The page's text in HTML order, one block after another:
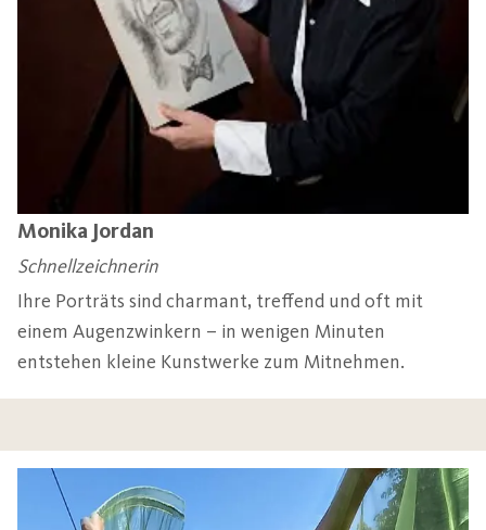
Monika Jordan
Schnellzeichnerin
Ihre Porträts sind charmant, treffend und oft mit
einem Augenzwinkern – in wenigen Minuten
entstehen kleine Kunstwerke zum Mitnehmen.